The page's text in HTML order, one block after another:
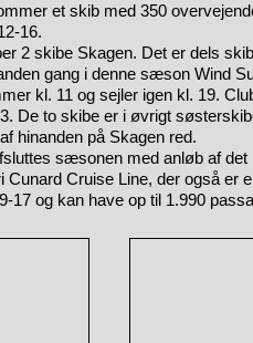
et skib med 350
16.
2 skibe Skagen. Det er dels
gang i denne sæson Wind
kl. 11 og sejler igen kl. 19.
De to skibe er i øvrigt
hinanden på Skagen red.
sæsonen med anløb af
Cunard Cruise Line, der også er
17 og kan have op til 1.990